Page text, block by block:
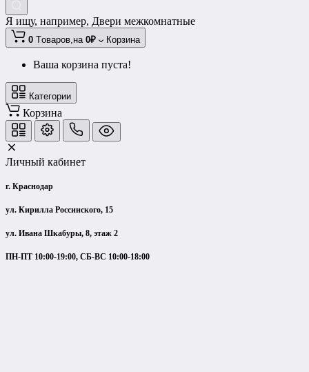
Я ищу, например, Двери межкомнатные
0 Tоваров,на 0₽ Корзина
Ваша корзина пуста!
Категории
Корзина
Личный кабинет
г. Краснодар
ул. Кирилла Россинского, 15
ул. Ивана Шкабуры, 8, этаж 2
ПН-ПТ 10:00-19:00, СБ-ВС 10:00-18:00